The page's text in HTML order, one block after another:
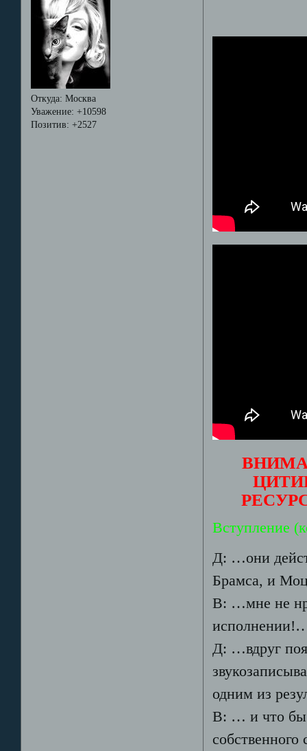
Откуда: Москва
Уважение: +10598
Позитив: +2527
Вступление
Д: …они
Брамса, и
В: …мне не
Д: …вдруг
одним из
В: … и что бы
собственного